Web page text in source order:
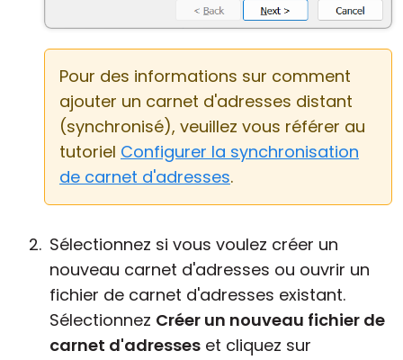
Pour des informations sur comment
ajouter un carnet d'adresses distant
(synchronisé), veuillez vous référer au
tutoriel Configurer la synchronisation
de carnet d'adresses.
Sélectionnez si vous voulez créer un
nouveau carnet d'adresses ou ouvrir un
fichier de carnet d'adresses existant.
Sélectionnez Créer un nouveau fichier de
carnet d'adresses et cliquez sur